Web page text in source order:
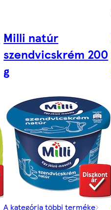
Milli natúr
szendvicskrém 200
g
A kategória többi terméke